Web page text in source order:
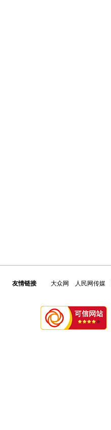
友情链接 大众网 人民网传媒